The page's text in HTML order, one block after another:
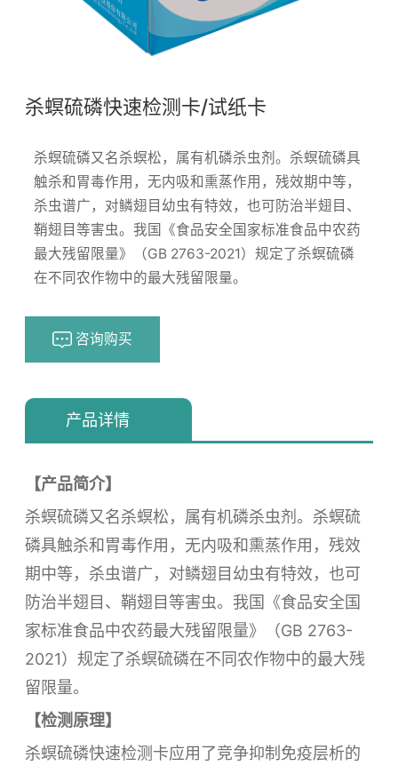
杀螟硫磷快速检测卡/试纸卡
杀螟硫磷又名杀螟松，属有机磷杀虫剂。杀螟硫磷具
触杀和胃毒作用，无内吸和熏蒸作用，残效期中等，
杀虫谱广，对鳞翅目幼虫有特效，也可防治半翅目、
鞘翅目等害虫。我国《食品安全国家标准食品中农药
最大残留限量》（GB 2763-2021）规定了杀螟硫磷
在不同农作物中的最大残留限量。
咨询购买
产品详情
【产品简介】
杀螟硫磷又名杀螟松，属有机磷杀虫剂。杀螟硫
磷具触杀和胃毒作用，无内吸和熏蒸作用，残效
期中等，杀虫谱广，对鳞翅目幼虫有特效，也可
防治半翅目、鞘翅目等害虫。我国《食品安全国
家标准食品中农药最大残留限量》（GB 2763-
2021）规定了杀螟硫磷在不同农作物中的最大残
留限量。
【检测原理】
杀螟硫磷快速检测卡应用了竞争抑制免疫层析的